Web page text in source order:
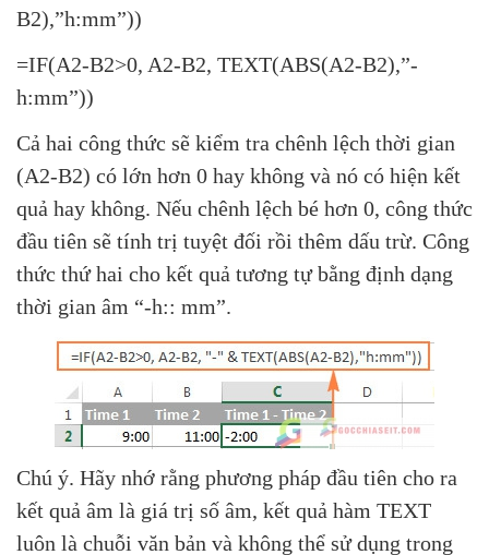
B2),”h:mm”))
=IF(A2-B2>0, A2-B2, TEXT(ABS(A2-B2),”-
h:mm”))
Cả hai công thức sẽ kiểm tra chênh lệch thời gian
(A2-B2) có lớn hơn 0 hay không và nó có hiện kết
quả hay không. Nếu chênh lệch bé hơn 0, công thức
đầu tiên sẽ tính trị tuyệt đối rồi thêm dấu trừ. Công
thức thứ hai cho kết quả tương tự bằng định dạng
thời gian âm “-h:: mm”.
Chú ý. Hãy nhớ rằng phương pháp đầu tiên cho ra
kết quả âm là giá trị số âm, kết quả hàm TEXT
luôn là chuỗi văn bản và không thể sử dụng trong